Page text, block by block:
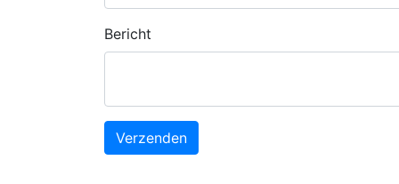
Bericht